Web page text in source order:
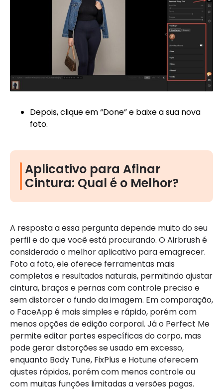
Depois, clique em “Done” e baixe a sua nova
foto.
Aplicativo para Afinar
Cintura: Qual é o Melhor?
A resposta a essa pergunta depende muito do seu
perfil e do que você está procurando. O Airbrush é
considerado o melhor aplicativo para emagrecer.
Foto a foto, ele oferece ferramentas mais
completas e resultados naturais, permitindo ajustar
cintura, braços e pernas com controle preciso e
sem distorcer o fundo da imagem. Em comparação,
o FaceApp é mais simples e rápido, porém com
menos opções de edição corporal. Já o Perfect Me
permite editar partes específicas do corpo, mas
pode gerar distorções se usado em excesso,
enquanto Body Tune, FixPlus e Hotune oferecem
ajustes rápidos, porém com menos controle ou
com muitas funções limitadas a versões pagas.